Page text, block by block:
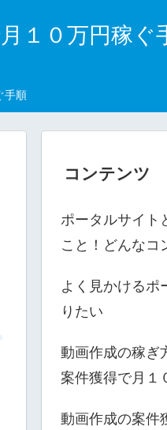
１０万円稼ぐ
手順
コンテンツ
ポータルサイト
こと！どんなコ
よく見かけるポ
りたい
動画作成の稼ぎ
案件獲得で月１
動画作成の案件